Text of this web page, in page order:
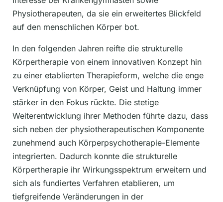
Physiotherapeuten, da sie ein erweitertes Blickfeld
auf den menschlichen Körper bot.
In den folgenden Jahren reifte die strukturelle
Körpertherapie von einem innovativen Konzept hin
zu einer etablierten Therapieform, welche die enge
Verknüpfung von Körper, Geist und Haltung immer
stärker in den Fokus rückte. Die stetige
Weiterentwicklung ihrer Methoden führte dazu, dass
sich neben der physiotherapeutischen Komponente
zunehmend auch Körperpsychotherapie-Elemente
integrierten. Dadurch konnte die strukturelle
Körpertherapie ihr Wirkungsspektrum erweitern und
sich als fundiertes Verfahren etablieren, um
tiefgreifende Veränderungen in der